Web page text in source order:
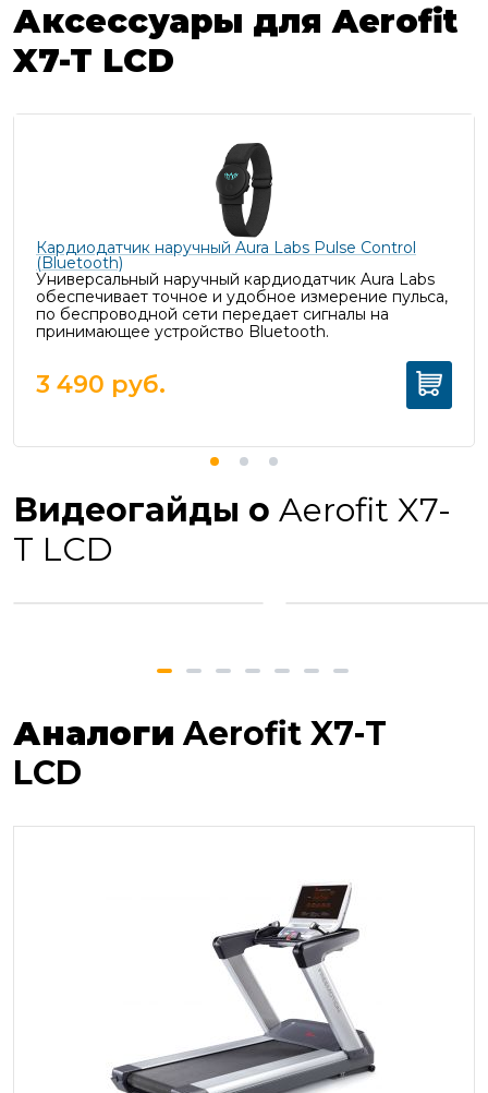
Аксессуары для Aerofit
X7-T LCD
Кардиодатчик наручный Aura Labs Pulse Control
(Bluetooth)
Универсальный наручный кардиодатчик Aura Labs
обеспечивает точное и удобное измерение пульса,
по беспроводной сети передает сигналы на
принимающее устройство Bluetooth.
3 490 руб.
Видеогайды о Aerofit X7-
T LCD
Аналоги Aerofit X7-T
LCD